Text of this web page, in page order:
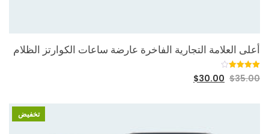
أعلى العلامة التجارية الفاخرة عارضة ساعات الكوارتز الظلام
تم التقييم
بـ4.00
تقييم
3
$35.00
$30.00
تخفيض